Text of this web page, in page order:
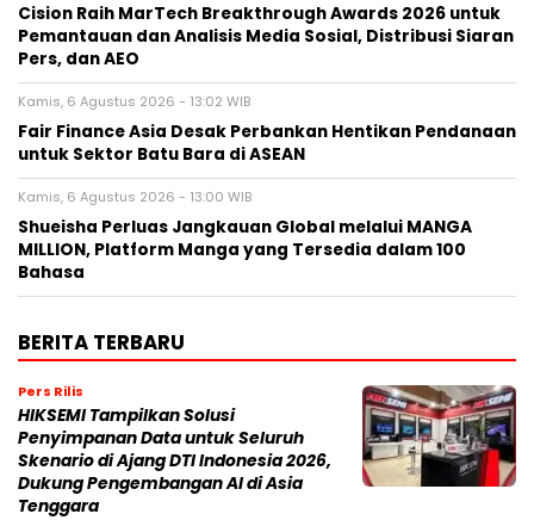
Cision Raih MarTech Breakthrough Awards 2026 untuk
Pemantauan dan Analisis Media Sosial, Distribusi Siaran
Pers, dan AEO
Kamis, 6 Agustus 2026 - 13:02 WIB
Fair Finance Asia Desak Perbankan Hentikan Pendanaan
untuk Sektor Batu Bara di ASEAN
Kamis, 6 Agustus 2026 - 13:00 WIB
Shueisha Perluas Jangkauan Global melalui MANGA
MILLION, Platform Manga yang Tersedia dalam 100
Bahasa
BERITA TERBARU
Pers Rilis
HIKSEMI Tampilkan Solusi
Penyimpanan Data untuk Seluruh
Skenario di Ajang DTI Indonesia 2026,
Dukung Pengembangan AI di Asia
Tenggara